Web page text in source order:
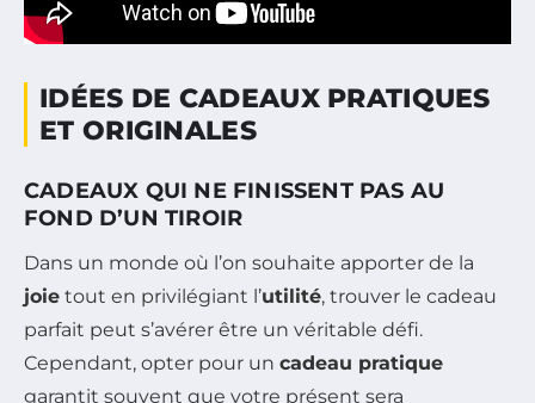
IDÉES DE CADEAUX PRATIQUES
ET ORIGINALES
CADEAUX QUI NE FINISSENT PAS AU
FOND D’UN TIROIR
Dans un monde où l’on souhaite apporter de la
joie tout en privilégiant l’utilité, trouver le cadeau
parfait peut s’avérer être un véritable défi.
Cependant, opter pour un cadeau pratique
garantit souvent que votre présent sera